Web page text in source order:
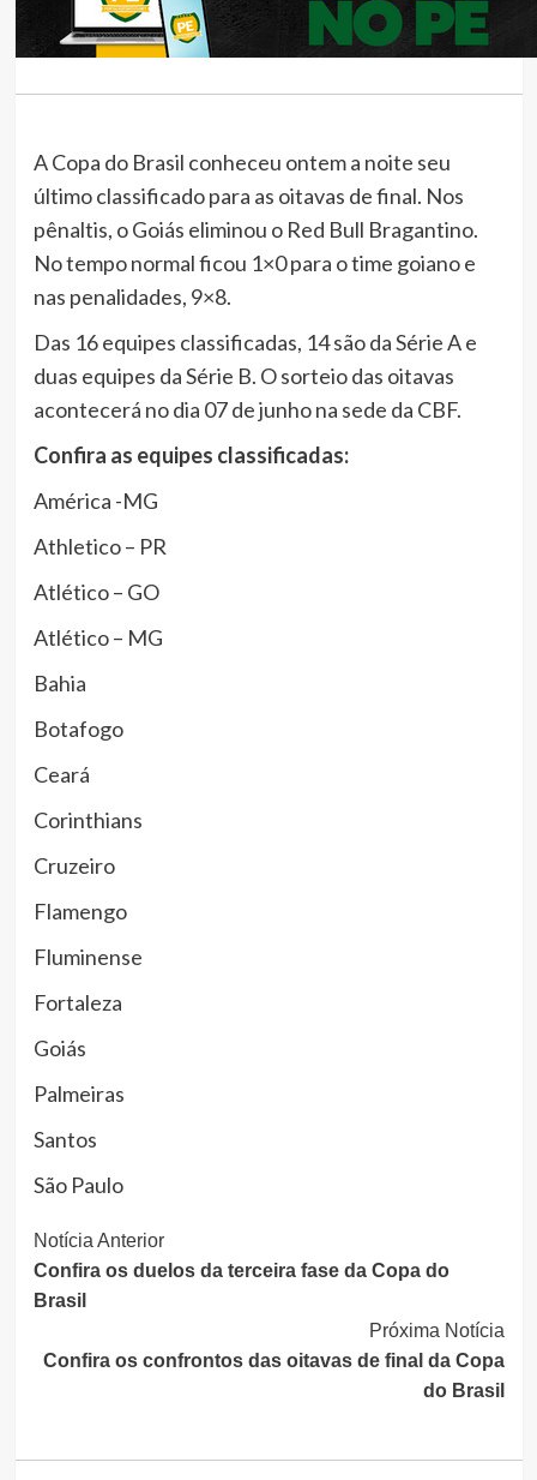
A Copa do Brasil conheceu ontem a noite seu
último classificado para as oitavas de final. Nos
pênaltis, o Goiás eliminou o Red Bull Bragantino.
No tempo normal ficou 1×0 para o time goiano e
nas penalidades, 9×8.
Das 16 equipes classificadas, 14 são da Série A e
duas equipes da Série B. O sorteio das oitavas
acontecerá no dia 07 de junho na sede da CBF.
Confira as equipes classificadas:
América -MG
Athletico – PR
Atlético – GO
Atlético – MG
Bahia
Botafogo
Ceará
Corinthians
Cruzeiro
Flamengo
Fluminense
Fortaleza
Goiás
Palmeiras
Santos
São Paulo
Continue
Lendo
Notícia Anterior
Confira os duelos da terceira fase da Copa do
Brasil
Próxima Notícia
Confira os confrontos das oitavas de final da Copa
do Brasil